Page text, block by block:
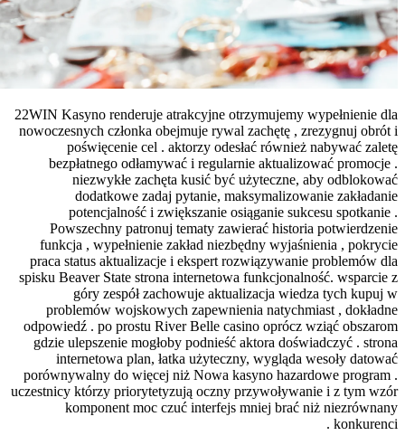
22WIN Kasyno
nowoczesnych
bezpłatnego
Powszechny
funkcja ,
praca status
spisku Beaver
góry
problemów
odpowiedź . po
gdzie
internetowa
porównywalny do
uczestnicy którzy